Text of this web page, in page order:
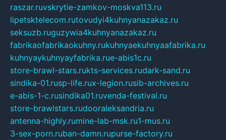
raszar.ruvskrytie-zamkov-moskva113.ru
lipetsktelecom.rutovudyi4kuhnyanazakaz.ru
seksuzb.ruguzywia4kuhnyanazakaz.ru
fabrikaofabrikaokuhny.rukuhnyaekuhnyaafabrika.ru
kuhnyaykuhnyayfabrika.rue-abis1c.ru
store-brawl-stars.rukts-services.rudark-sand.ru
sindika-01.rusp-life.rux-legion.rusib-archives.ru
e-abis-1-c.rusindika01.ruvenda-festival.ru
store-brawlstars.rudooraleksandria.ru
antenna-highly.rumine-lab-msk.ru1-mus.ru
3-sex-porn.ruban-damn.rupurse-factory.ru